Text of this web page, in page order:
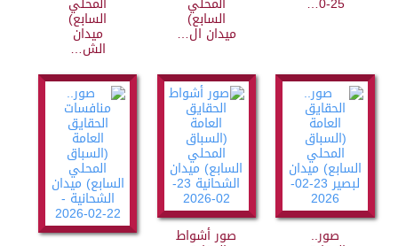
السابع)
ميدان ال…
السابع)
ميدان
الش…
صور.. صور أشواط